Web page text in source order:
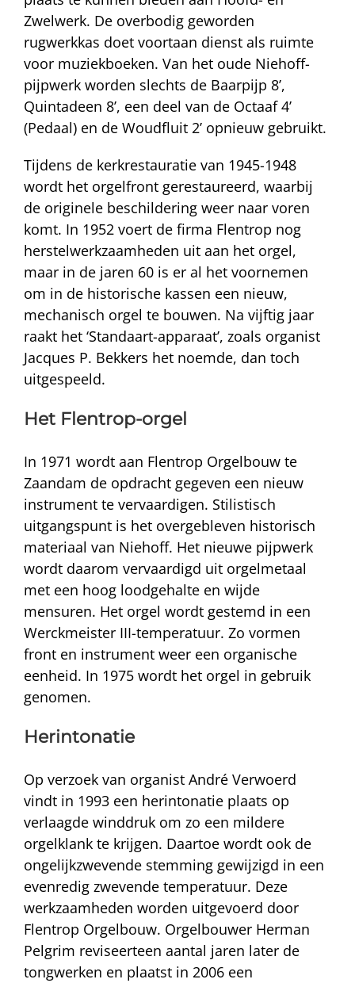
Zwelwerk. De overbodig geworden
rugwerkkas doet voortaan dienst als ruimte
voor muziekboeken. Van het oude Niehoff-
pijpwerk worden slechts de Baarpijp 8’,
Quintadeen 8’, een deel van de Octaaf 4’
(Pedaal) en de Woudfluit 2’ opnieuw gebruikt.
Tijdens de kerkrestauratie van 1945-1948
wordt het orgelfront gerestaureerd, waarbij
de originele beschildering weer naar voren
komt. In 1952 voert de firma Flentrop nog
herstelwerkzaamheden uit aan het orgel,
maar in de jaren 60 is er al het voornemen
om in de historische kassen een nieuw,
mechanisch orgel te bouwen. Na vijftig jaar
raakt het ‘Standaart-apparaat’, zoals organist
Jacques P. Bekkers het noemde, dan toch
uitgespeeld.
Het Flentrop-orgel
In 1971 wordt aan Flentrop Orgelbouw te
Zaandam de opdracht gegeven een nieuw
instrument te vervaardigen. Stilistisch
uitgangspunt is het overgebleven historisch
materiaal van Niehoff. Het nieuwe pijpwerk
wordt daarom vervaardigd uit orgelmetaal
met een hoog loodgehalte en wijde
mensuren. Het orgel wordt gestemd in een
Werckmeister III-temperatuur. Zo vormen
front en instrument weer een organische
eenheid. In 1975 wordt het orgel in gebruik
genomen.
Herintonatie
Op verzoek van organist André Verwoerd
vindt in 1993 een herintonatie plaats op
verlaagde winddruk om zo een mildere
orgelklank te krijgen. Daartoe wordt ook de
ongelijkzwevende stemming gewijzigd in een
evenredig zwevende temperatuur. Deze
werkzaamheden worden uitgevoerd door
Flentrop Orgelbouw. Orgelbouwer Herman
Pelgrim reviseerteen aantal jaren later de
tongwerken en plaatst in 2006 een